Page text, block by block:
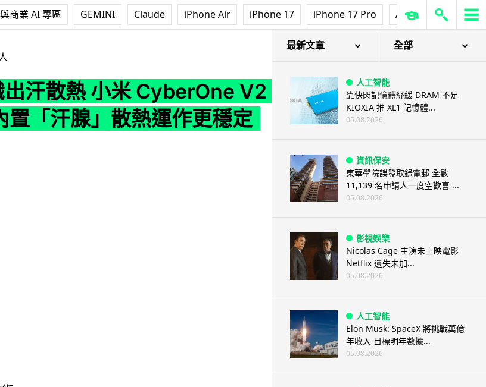
商業 AI 專區 GEMINI Claude iPhone Air iPhone 17 iPhone 17 Pro AirPods Pro 3
汗散熱 小米 CyberOne V2
置「汗腺」散熱運作更穩定
最新文章 全部
人工智能
靠快閃記憶體紓緩 DRAM 不足
KIOXIA 推 XL1 記憶體...
05.08.2026
資訊保安
東華學院誤發取錄電郵 全數
11,139 名申請人一度空歡喜 ...
05.08.2026
影視娛樂
Nicolas Cage 主演未上映電影
Netflix 遺失未加...
05.08.2026
人工智能
Elon Musk: SpaceX 將挑戰萬億
年收入 目標明年數據...
05.08.2026